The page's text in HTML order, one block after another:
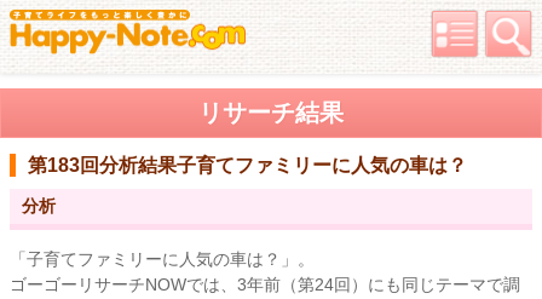
リサーチ結果
第183回分析結果子育てファミリーに人気の車は？
分析
「子育てファミリーに人気の車は？」。
ゴーゴーリサーチNOWでは、3年前（第24回）にも同じテーマで調